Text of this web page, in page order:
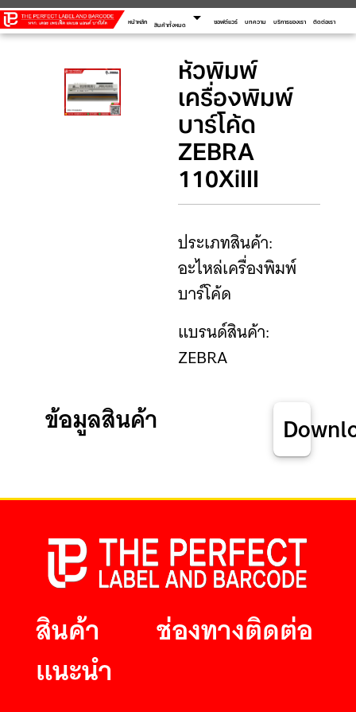
หน้าหลัก สินค้าทั้งหมด arrow_drop_down ซอฟต์แวร์ บทความ บริการของเรา ติดต่อเรา
หัวพิมพ์
เครื่องพิมพ์
บาร์โค้ด
ZEBRA
110XiIII
ประเภทสินค้า:
อะไหล่เครื่องพิมพ์
บาร์โค้ด
แบรนด์สินค้า:
ZEBRA
ข้อมูลสินค้า
สินค้า
แนะนำ
ช่องทางติดต่อ